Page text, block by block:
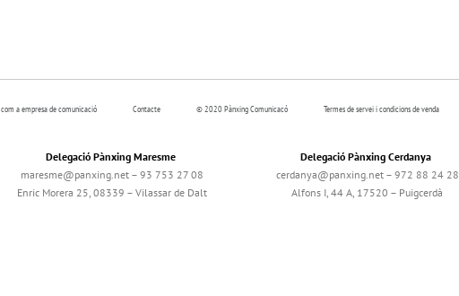
com a empresa de comunicació Contacte © 2020 Pànxing Comunicacó Termes de servei i condicions de venda
Delegació Pànxing Maresme
maresme@panxing.net – 93 753 27 08
Enric Morera 25, 08339 – Vilassar de Dalt
Delegació Pànxing Cerdanya
cerdanya@panxing.net – 972 88 24 28
Alfons I, 44 A, 17520 – Puigcerdà